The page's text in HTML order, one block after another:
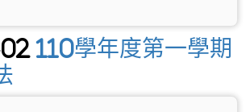
02110學年度第一學期